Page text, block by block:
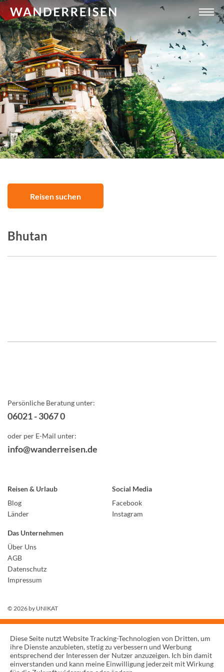
Bhutan
Reisen suchen
Persönliche Beratung unter:
06021 - 3067 0
oder per E-Mail unter:
info@wanderreisen.de
Reisen & Urlaub
Blog
Länder
Social Media
Facebook
Instagram
Das Unternehmen
Über Uns
AGB
Datenschutz
Impressum
© 2026 by UNIKAT
Diese Seite nutzt Website Tracking-Technologien von Dritten, um
ihre Dienste anzubieten, stetig zu verbessern und Werbung
entsprechend der Interessen der Nutzer anzuzeigen. Ich bin damit
einverstanden und kann meine Einwilligung jederzeit mit Wirkung